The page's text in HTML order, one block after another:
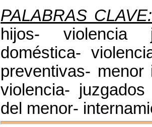
PALABRAS
hijos- violencia
doméstica-
preventivas-
violencia-
del menor-